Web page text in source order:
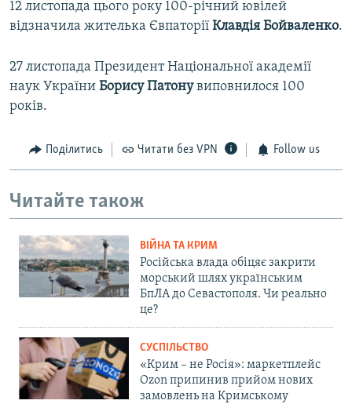
12 листопада цього року 100-річний ювілей
відзначила жителька Євпаторії Клавдія Бойваленко.
27 листопада Президент Національної академії
наук України Борису Патонувиповнилося 100
років.
Поділитись Читати без VPN Follow us
Читайте також
ВІЙНА ТА КРИМ
Російська влада обіцяє закрити
морський шлях українським
БпЛА до Севастополя. Чи реально
це?
СУСПІЛЬСТВО
«Крим – не Росія»: маркетплейс
Ozon припинив прийом нових
замовлень на Кримському